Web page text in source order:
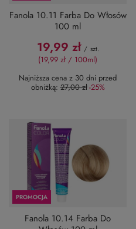
Fanola 10.11 Farba Do Włosów
100 ml
19,99 zł / szt.
(19,99 zł / 100ml)
Najniższa cena z 30 dni przed
obniżką:27,00 zł-25%
PROMOCJA
Fanola 10.14 Farba Do